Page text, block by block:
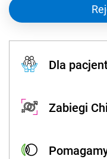
Dla
Zabiegi